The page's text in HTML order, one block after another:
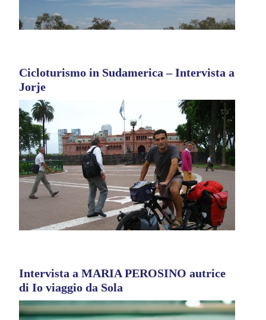
Cicloturismo in Sudamerica – Intervista a
Jorje
Intervista a MARIA PEROSINO autrice
di Io viaggio da Sola